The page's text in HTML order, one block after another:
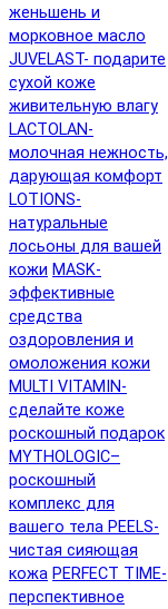
женьшень и
морковное масло
JUVELAST- подарите
сухой коже
живительную влагу
LACTOLAN-
молочная нежность,
дарующая комфорт
LOTIONS-
натуральные
лосьоны для вашей
кожи MASK-
эффективные
средства
оздоровления и
омоложения кожи
MULTI VITAMIN-
сделайте коже
роскошный подарок
MYTHOLOGIC–
роскошный
комплекс для
вашего тела PEELS-
чистая сияющая
кожа PERFECT TIME-
перспективное